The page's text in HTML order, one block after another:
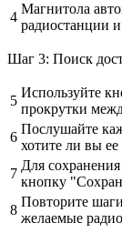
4
Магнитола
радиостанции
Шаг 3: Поиск
5
Используйте
прокрутки
6
Послушайте
хотите ли вы
7
Для
кнопку
8
Повторите
желаемые